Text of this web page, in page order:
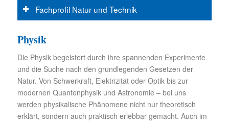
Fachprofil Natur und Technik
Physik
Die Physik begeistert durch ihre spannenden Experimente
und die Suche nach den grundlegenden Gesetzen der
Natur. Von Schwerkraft, Elektrizität oder Optik bis zur
modernen Quantenphysik und Astronomie – bei uns
werden physikalische Phänomene nicht nur theoretisch
erklärt, sondern auch praktisch erlebbar gemacht. Auch im